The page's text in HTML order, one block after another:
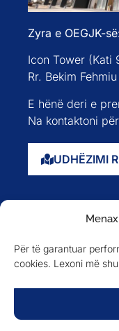
Për të garantuar
cookies. Lexoni më
Zyra e OEGJK-
Icon Tower (Kati
Rr. Bekim
E hënë deri e
Na kontaktoni
UDHËZIMI
Evente
Anëtarët
Newsletter